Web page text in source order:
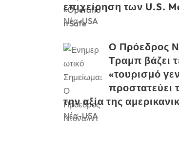
επιχείρηση των U.S.
Νέα-USA
Ο Πρόεδρος
Τραμπ βάζει
«τουρισμό
προστατεύει
την αξία της
Νέα-USA